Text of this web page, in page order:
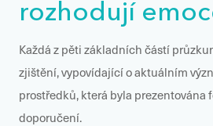
rozhodují
Každá z pěti základních částí
zjištění, vypovídající o aktuálním
prostředků, která byla prezentována
doporučení.